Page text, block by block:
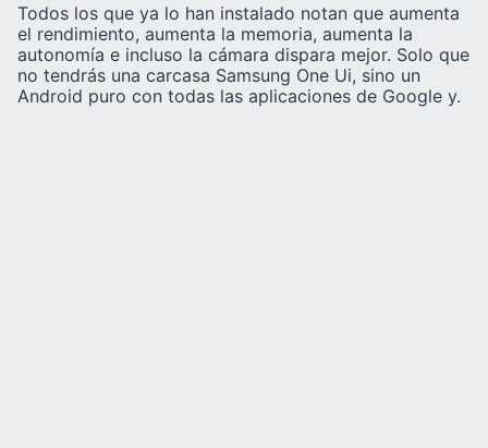
Todos los que ya lo han instalado notan que aumenta
el rendimiento, aumenta la memoria, aumenta la
autonomía e incluso la cámara dispara mejor. Solo que
no tendrás una carcasa Samsung One Ui, sino un
Android puro con todas las aplicaciones de Google y.